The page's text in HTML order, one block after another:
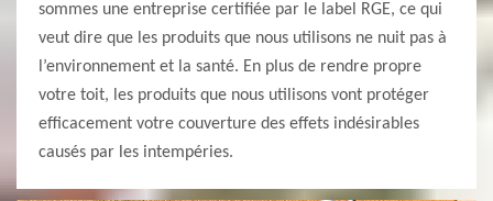
sommes une entreprise certifiée par le label RGE, ce qui
veut dire que les produits que nous utilisons ne nuit pas à
l’environnement et la santé. En plus de rendre propre
votre toit, les produits que nous utilisons vont protéger
efficacement votre couverture des effets indésirables
causés par les intempéries.